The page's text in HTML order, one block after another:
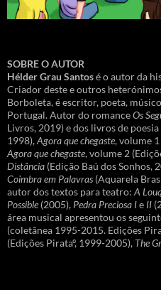
SOBRE O AUTOR
Hélder Grau Santosé o autor da
Criador deste e outros
Borboleta, é escritor, poeta,
Portugal. Autor do romanceOs
Livros, 2019) e dos livros de poesia
1998),Agora que chegaste, volume
Agora que chegaste, volume 2
Distância (Edição Baú dos Sonhos,
Coimbra em Palavras (Aquarela
autor dos textos para teatro: A
Possible (2005), Pedra Preciosa Ie II
área musical apresentou os
(coletânea 1995-2015. Edições
(Edições Pirataº, 1999-2005), The